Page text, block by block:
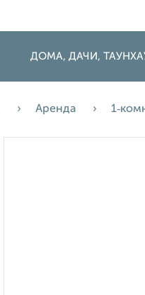
ДОМА, ДАЧИ,
Аренда